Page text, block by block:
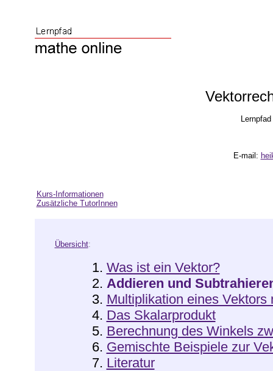
E-mail:
Kurs-Informationen
Zusätzliche TutorInnen
Übersicht:
1. Was ist ein Vektor?
2. Addieren und
3. Multiplikation eines Vektors
4. Das Skalarprodukt
5. Berechnung des Winkels
6. Gemischte Beispiele zur
7. Literatur